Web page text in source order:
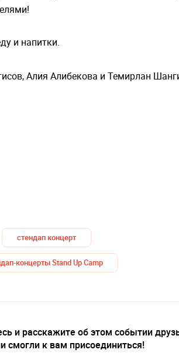
и напитки.
Алия Алибекова и Темирлан
стендап концерт
концерты Stand Up Camp
и расскажите об этом событии
смогли к вам присоединиться!